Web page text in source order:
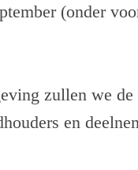
(onder
zullen we
en